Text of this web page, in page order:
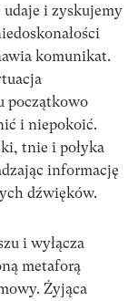
i zyskujemy
komunikat.
początkowo
i niepokoić.
tnie i połyka
informację
dźwięków.
i wyłącza
metaforą
Żyjąca